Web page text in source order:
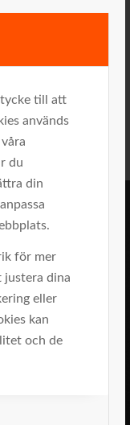
till att
används
du
din
för mer
dina
eller
kan
och de
– börja
eller i
tryggare